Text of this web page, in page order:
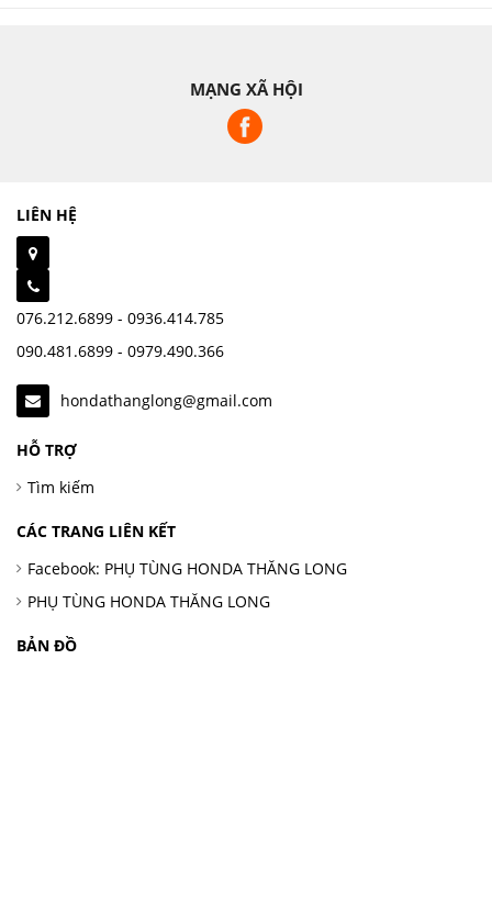
MẠNG XÃ HỘI
LIÊN HỆ
076.212.6899 - 0936.414.785
090.481.6899 - 0979.490.366
hondathanglong@gmail.com
HỖ TRỢ
Tìm kiếm
CÁC TRANG LIÊN KẾT
Facebook: PHỤ TÙNG HONDA THĂNG LONG
PHỤ TÙNG HONDA THĂNG LONG
BẢN ĐỒ